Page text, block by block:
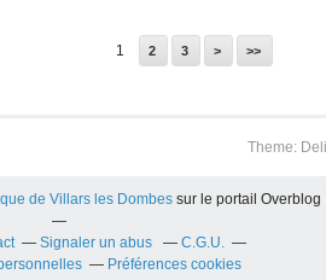
1 2 3 > >>
Theme:
de Villars les Dombes sur le portail Overblog
Signaler un abus
C.G.U.
Préférences cookies